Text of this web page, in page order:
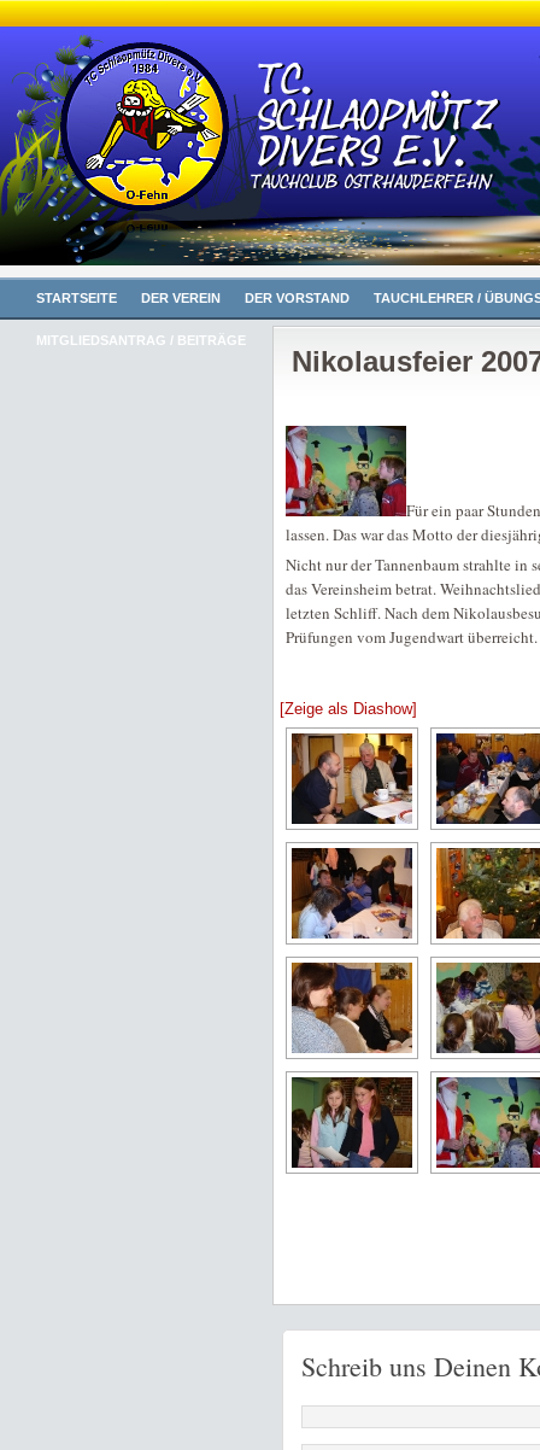
STARTSEITE DER VEREIN DER VORSTAND TAUCHLEHRER /
MITGLIEDSANTRAG / BEITRÄGE
Nikolausfeier
Für ein paar
lassen. Das war das Motto der
Nicht nur der Tannenbaum strahlte in
das Vereinsheim betrat.
letzten Schliff. Nach dem
Prüfungen vom Jugendwart überreicht.
[Zeige als Diashow]
Schreib uns Deinen